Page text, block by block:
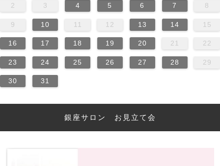
2 3 4 5 6 7 8
9 10 11 12 13 14 15
16 17 18 19 20 21 22
23 24 25 26 27 28 29
30 31
銀座サロン お見立て会